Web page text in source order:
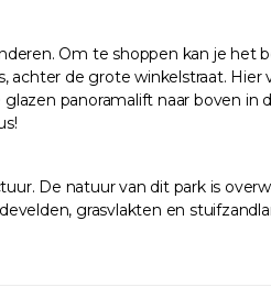
Om te shoppen kan je het
achter de grote winkelstraat.
panoramalift naar boven in
De natuur van dit park is
grasvlakten en